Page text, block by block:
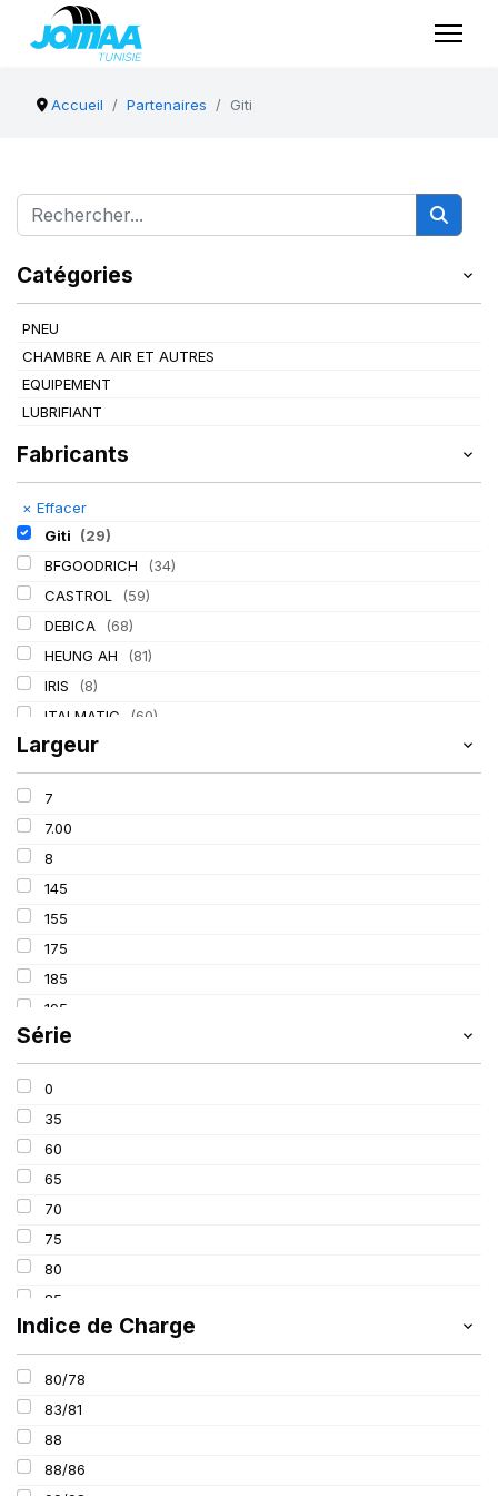
Accueil Partenaires Giti
Catégories
PNEU
CHAMBRE A AIR ET AUTRES
EQUIPEMENT
LUBRIFIANT
Fabricants
× Effacer
Giti
(29)
BFGOODRICH
(34)
CASTROL
(59)
DEBICA
(68)
HEUNG AH
(81)
IRIS
(8)
ITALMATIC
(60)
KLEBER
LASSA (174)
LING LONG
MICHELIN
MITAS
Mondolfo ferro
PIRELLI
PROMETEON
SCHRADER
SPEEDWAYS
Largeur
7
7.00
8
145
155
175
185
195
205
215
235
245
265
285
385
Série
0
35
60
65
70
75
80
85
100
Indice de Charge
80/78
83/81
88
88/86